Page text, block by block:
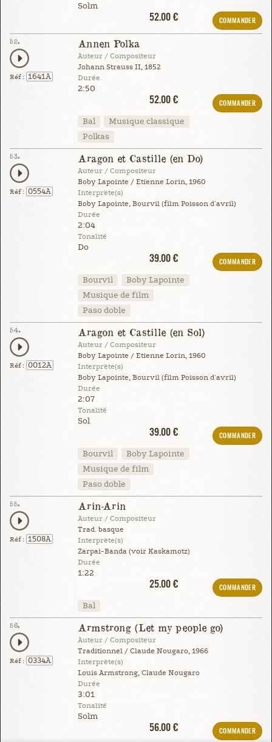
Solm
52.00 €
COMMANDER
52.
Réf : 1641A
Annen Polka
Auteur / Compositeur
Johann Strauss II, 1852
Durée
2:50
52.00 €
COMMANDER
Bal
Musique classique
Polkas
53.
Réf : 0554A
Aragon et Castille (en Do)
Auteur / Compositeur
Boby Lapointe / Etienne Lorin, 1960
Interprète(s)
Boby Lapointe, Bourvil (film Poisson d'avril)
Durée
2:04
Tonalité
Do
39.00 €
COMMANDER
Bourvil
Boby Lapointe
Musique de film
Paso doble
54.
Réf : 0012A
Aragon et Castille (en Sol)
Auteur / Compositeur
Boby Lapointe / Etienne Lorin, 1960
Interprète(s)
Boby Lapointe, Bourvil (film Poisson d'avril)
Durée
2:07
Tonalité
Sol
39.00 €
COMMANDER
Bourvil
Boby Lapointe
Musique de film
Paso doble
55.
Réf : 1508A
Arin-Arin
Auteur / Compositeur
Trad. basque
Interprète(s)
Zarpai-Banda (voir Kaskamotz)
Durée
1:22
25.00 €
COMMANDER
Bal
56.
Réf : 0334A
Armstrong (Let my people go)
Auteur / Compositeur
Traditionnel / Claude Nougaro, 1966
Interprète(s)
Louis Armstrong, Claude Nougaro
Durée
3:01
Tonalité
Solm
56.00 €
COMMANDER